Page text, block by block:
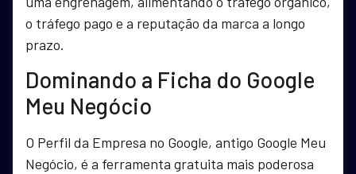
o tráfego pago e a reputação da marca a longo
prazo.
Dominando a Ficha do Google
Meu Negócio
O Perfil da Empresa no Google, antigo Google Meu
Negócio, é a ferramenta gratuita mais poderosa